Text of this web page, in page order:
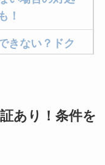
！
きない？ドク
法まとめ！契
あり！条件を